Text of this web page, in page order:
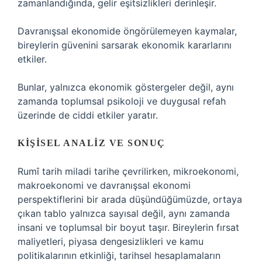
zamanlandığında, gelir eşitsizlikleri derinleşir.
Davranışsal ekonomide öngörülemeyen kaymalar,
bireylerin güvenini sarsarak ekonomik kararlarını
etkiler.
Bunlar, yalnızca ekonomik göstergeler değil, aynı
zamanda toplumsal psikoloji ve duygusal refah
üzerinde de ciddi etkiler yaratır.
KIŞISEL ANALIZ VE SONUÇ
Rumî tarih miladi tarihe çevrilirken, mikroekonomi,
makroekonomi ve davranışsal ekonomi
perspektiflerini bir arada düşündüğümüzde, ortaya
çıkan tablo yalnızca sayısal değil, aynı zamanda
insani ve toplumsal bir boyut taşır. Bireylerin fırsat
maliyetleri, piyasa dengesizlikleri ve kamu
politikalarının etkinliği, tarihsel hesaplamaların